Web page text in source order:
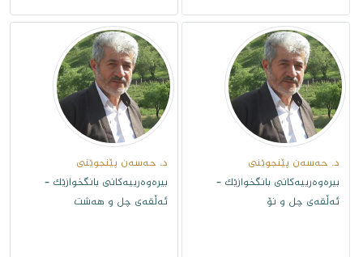
د. حەسەن پێنجوێنى
بیرەوەرییەکانی بانگخوازێک -
ئەڵقەى چل و نۆ
د. حەسەن پێنجوێنى
بیرەوەرییەکانی بانگخوازێک -
ئەڵقەى چل و هەشت